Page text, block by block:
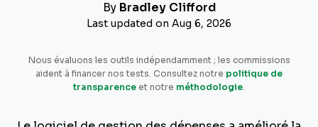
By Bradley Clifford
Last updated on Aug 6, 2026
Nous évaluons les outils indépendamment ; les commissions
aident à financer nos tests. Consultez notre politique de
transparence et notre méthodologie.